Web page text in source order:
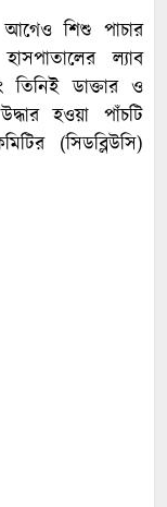
আগেও শিশু পাচার
ল্যাব
তিনিই ডাক্তার ও
হওয়া পাঁচটি
(সিডব্লিউসি)